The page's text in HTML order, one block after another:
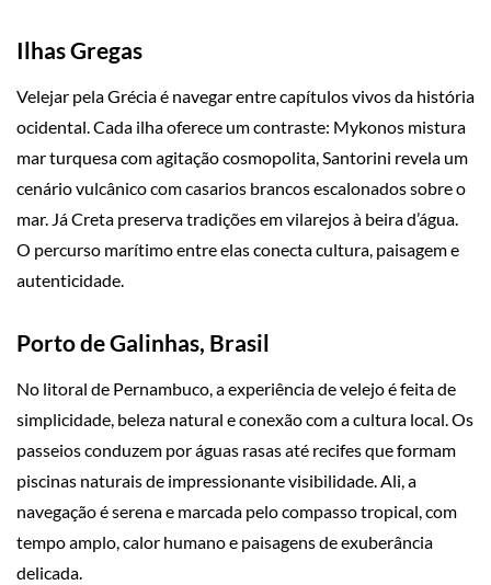
Ilhas Gregas
Velejar pela Grécia é navegar entre capítulos vivos da história
ocidental. Cada ilha oferece um contraste: Mykonos mistura
mar turquesa com agitação cosmopolita, Santorini revela um
cenário vulcânico com casarios brancos escalonados sobre o
mar. Já Creta preserva tradições em vilarejos à beira d’água.
O percurso marítimo entre elas conecta cultura, paisagem e
autenticidade.
Porto de Galinhas, Brasil
No litoral de Pernambuco, a experiência de velejo é feita de
simplicidade, beleza natural e conexão com a cultura local. Os
passeios conduzem por águas rasas até recifes que formam
piscinas naturais de impressionante visibilidade. Ali, a
navegação é serena e marcada pelo compasso tropical, com
tempo amplo, calor humano e paisagens de exuberância
delicada.